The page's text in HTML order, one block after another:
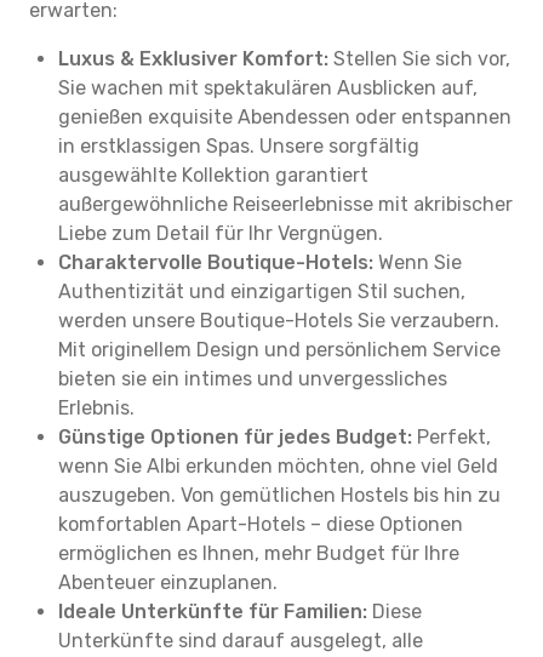
erwarten:
Luxus & Exklusiver Komfort: Stellen Sie sich vor,
Sie wachen mit spektakulären Ausblicken auf,
genießen exquisite Abendessen oder entspannen
in erstklassigen Spas. Unsere sorgfältig
ausgewählte Kollektion garantiert
außergewöhnliche Reiseerlebnisse mit akribischer
Liebe zum Detail für Ihr Vergnügen.
Charaktervolle Boutique-Hotels: Wenn Sie
Authentizität und einzigartigen Stil suchen,
werden unsere Boutique-Hotels Sie verzaubern.
Mit originellem Design und persönlichem Service
bieten sie ein intimes und unvergessliches
Erlebnis.
Günstige Optionen für jedes Budget: Perfekt,
wenn Sie Albi erkunden möchten, ohne viel Geld
auszugeben. Von gemütlichen Hostels bis hin zu
komfortablen Apart-Hotels – diese Optionen
ermöglichen es Ihnen, mehr Budget für Ihre
Abenteuer einzuplanen.
Ideale Unterkünfte für Familien: Diese
Unterkünfte sind darauf ausgelegt, alle